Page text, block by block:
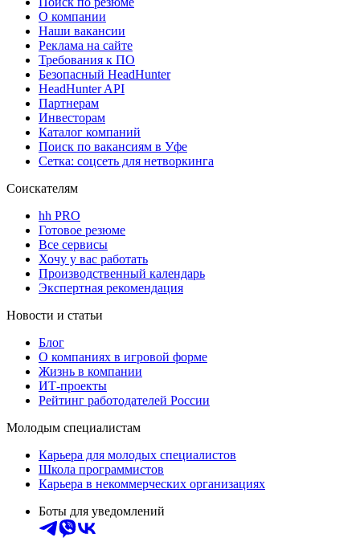
О компании
Наши вакансии
Реклама на сайте
Требования к ПО
Безопасный HeadHunter
HeadHunter API
Партнерам
Инвесторам
Каталог компаний
Поиск по вакансиям в Уфе
Сетка: соцсеть для нетворкинга
Соискателям
hh PRO
Готовое резюме
Все сервисы
Хочу у вас работать
Производственный календарь
Экспертная рекомендация
Новости и статьи
Блог
О компаниях в игровой форме
Жизнь в компании
ИТ-проекты
Рейтинг работодателей России
Молодым специалистам
Карьера для молодых специалистов
Школа программистов
Карьера в некоммерческих организациях
Боты для уведомлений